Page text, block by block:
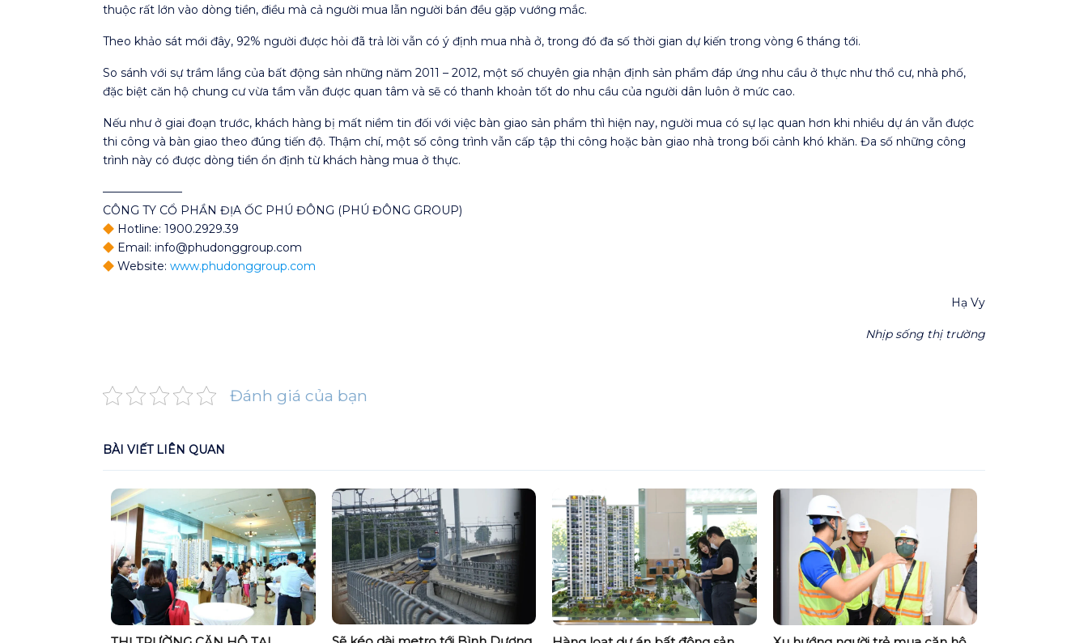
thuộc rất lớn vào dòng tiền, điều mà cả người mua lẫn người bán đều gặp vướng mắc.
Theo khảo sát mới đây, 92% người được hỏi đã trả lời vẫn có ý định mua nhà ở, trong đó đa số thời gian dự kiến trong vòng 6 tháng tới.
So sánh với sự trầm lắng của bất động sản những năm 2011 – 2012, một số chuyên gia nhận định sản phẩm đáp ứng nhu cầu ở thực như thổ cư, nhà phố,
đặc biệt căn hộ chung cư vừa tầm vẫn được quan tâm và sẽ có thanh khoản tốt do nhu cầu của người dân luôn ở mức cao.
Nếu như ở giai đoạn trước, khách hàng bị mất niềm tin đối với việc bàn giao sản phẩm thì hiện nay, người mua có sự lạc quan hơn khi nhiều dự án vẫn được
thi công và bàn giao theo đúng tiến độ. Thậm chí, một số công trình vẫn cấp tập thi công hoặc bàn giao nhà trong bối cảnh khó khăn. Đa số những công
trình này có được dòng tiền ổn định từ khách hàng mua ở thực.
———————
CÔNG TY CỔ PHẦN ĐỊA ỐC PHÚ ĐÔNG (PHÚ ĐÔNG GROUP)
Hotline: 1900.2929.39
Email: info@phudonggroup.com
Website: www.phudonggroup.com
Hạ Vy
Nhịp sống thị trường
Đánh giá của bạn
BÀI VIẾT LIÊN QUAN